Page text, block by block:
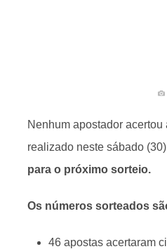
Nenhum apostador
realizado neste sábado
para o próximo sorteio.
Os números sorteados
46 apostas acertaram